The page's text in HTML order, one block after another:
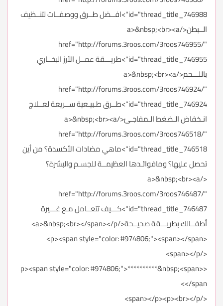
id="thread_title_746988">افــضل طــرق ووصفــات لتنــظيف
الــبطن</a>&nbsp;<br><a
href="http://forums.3roos.com/3roos746955/"
id="thread_title_746955">طريـــقة عمــل الأرز البخــاري
باللـــحم</a>&nbsp;<br><a
href="http://forums.3roos.com/3roos746924/"
id="thread_title_746924">طــرق طـبيـعية ســريعة لعــلاج
انـخفاض الـضغط الـمفاجـئ</a>&nbsp;<br><a
href="http://forums.3roos.com/3roos746518/"
id="thread_title_746518">ماهي مضادات الأكسدة؟ من أين
تحصل عليها؟ ومافوائـدها العظيمــة للجسـم والبشرة؟
</a>&nbsp;<br><a
href="http://forums.3roos.com/3roos746487/"
id="thread_title_746487">كـــيف تتعــامل مـع غـــيرة
أطفــالك بطريـــقة صحيــحة</a>&nbsp;<br></span></p>
<p><span style="color: #974806;"><span></span>
</span></p>
<p><span style="color: #974806;">**********&nbsp;<span>
</span>
</span></p><p><br></p>